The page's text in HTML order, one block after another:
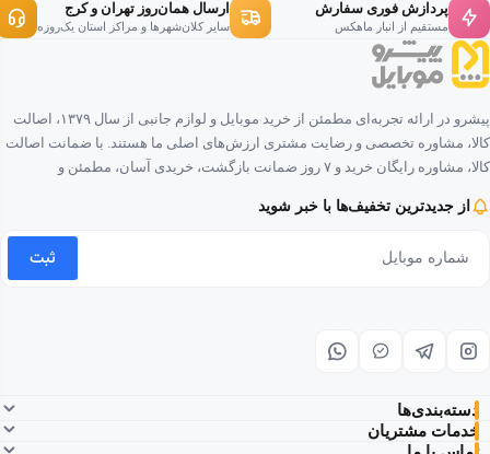
پردازش فوری سفارش
مستقیم از انبار ماهکس
ارسال همان‌روز تهران و کرج
سایر کلان‌شهرها و مراکز استان یک‌روزه
پیشرو در ارائه تجربه‌ای مطمئن از خرید موبایل و لوازم جانبی از سال ۱۳۷۹، اصالت
کالا، مشاوره تخصصی و رضایت مشتری ارزش‌های اصلی ما هستند. با ضمانت اصالت
کالا، مشاوره رایگان خرید و ۷ روز ضمانت بازگشت، خریدی آسان، مطمئن و
از جدیدترین تخفیف‌ها با خبر شوید
ثبت
دسته‌بندی‌ها
خدمات مشتریان